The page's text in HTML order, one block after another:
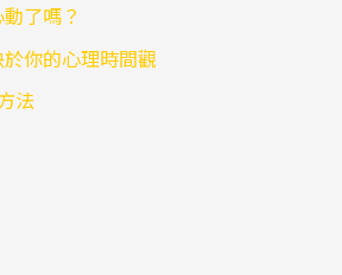
了嗎？
你的心理時間觀
法